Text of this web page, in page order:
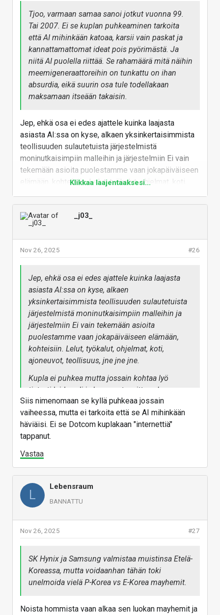
Tjoo, varmaan samaa sanoi jotkut vuonna 99.
Tai 2007. Ei se kuplan puhkeaminen tarkoita
että AI mihinkään katoaa, karsii vain paskat ja
kannattamattomat ideat pois pyörimästä. Ja
niitä AI puolella riittää. Se rahamäärä mitä näihin
meemigeneraattoreihin on tunkattu on ihan
absurdia, eikä suurin osa tule todellakaan
maksamaan itseään takaisin.
Jep, ehkä osa ei edes ajattele kuinka laajasta
asiasta AI:ssa on kyse, alkaen yksinkertaisimmista
teollisuuden sulautetuista järjestelmistä
moninutkaisimpiin malleihin ja järjestelmiin Ei vain
tekemään asioita puolestamme vaan jokapäiväiseen
elämään, kohteisiin. Lelut, työkalut, ohjelmat, koti,
Kupla ei puhkea mutta jossain kohtaa lyö tietysti
laidan yli ja homma tasoittaa. Ja vahvimmat selviää.
Vastaa
Klikkaa laajentaaksesi...
_j03_
#26
Nov 26, 2025
Jep, ehkä osa ei edes ajattele kuinka laajasta
asiasta AI:ssa on kyse, alkaen
yksinkertaisimmista teollisuuden sulautetuista
järjestelmistä moninutkaisimpiin malleihin ja
järjestelmiin Ei vain tekemään asioita
puolestamme vaan jokapäiväiseen elämään,
kohteisiin. Lelut, työkalut, ohjelmat, koti,
ajoneuvot, teollisuus, jne jne jne.
Kupla ei puhkea mutta jossain kohtaa lyö
tietysti laidan yli ja homma tasoittaa. Ja
vahvimmat selviää.
Siis nimenomaan se kyllä puhkeaa jossain
vaiheessa, mutta ei tarkoita että se AI mihinkään
häviäisi. Ei se Dotcom kuplakaan "internettiä"
tappanut.
Vastaa
L
Lebensraum
BANNATTU
#27
Nov 26, 2025
SK Hynix ja Samsung valmistaa muistinsa Etelä-
Koreassa, mutta voidaanhan tähän toki
unelmoida vielä P-Korea vs E-Korea mayhemit.
Noista hommista vaan alkaa sen luokan mayhemit ja